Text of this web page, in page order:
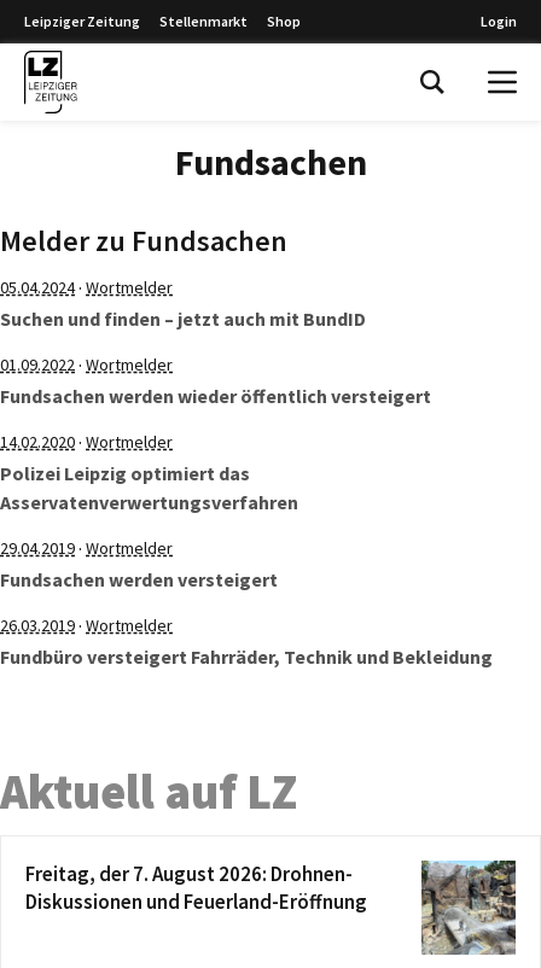
Leipziger Zeitung Stellenmarkt Shop Login
Fundsachen
Melder zu Fundsachen
05.04.2024· Wortmelder
Suchen und finden – jetzt auch mit BundID
01.09.2022· Wortmelder
Fundsachen werden wieder öffentlich versteigert
14.02.2020· Wortmelder
Polizei Leipzig optimiert das
Asservatenverwertungsverfahren
29.04.2019· Wortmelder
Fundsachen werden versteigert
26.03.2019· Wortmelder
Fundbüro versteigert Fahrräder, Technik und Bekleidung
Aktuell auf LZ
Freitag, der 7. August 2026: Drohnen-
Diskussionen und Feuerland-Eröffnung